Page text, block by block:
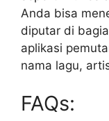
Anda bisa
diputar di
aplikasi
nama lagu,
FAQs: